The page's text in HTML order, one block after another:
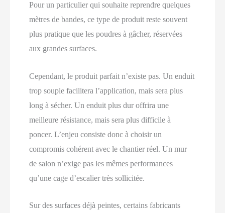
Pour un particulier qui souhaite reprendre quelques
mètres de bandes, ce type de produit reste souvent
plus pratique que les poudres à gâcher, réservées
aux grandes surfaces.
Cependant, le produit parfait n’existe pas. Un enduit
trop souple facilitera l’application, mais sera plus
long à sécher. Un enduit plus dur offrira une
meilleure résistance, mais sera plus difficile à
poncer. L’enjeu consiste donc à choisir un
compromis cohérent avec le chantier réel. Un mur
de salon n’exige pas les mêmes performances
qu’une cage d’escalier très sollicitée.
Sur des surfaces déjà peintes, certains fabricants